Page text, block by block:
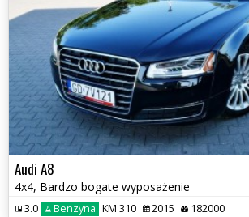
Audi A8
4x4, Bardzo bogate wyposażenie
3.0 Benzyna KM 310 2015 182000